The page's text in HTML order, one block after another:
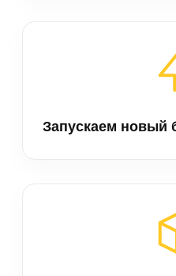
Запускаем новый